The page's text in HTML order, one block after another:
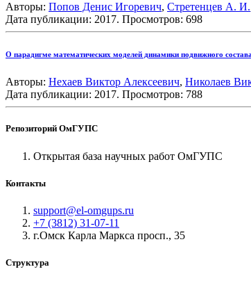
Авторы: Попов Денис Игоревич, Стретенцев А. И.
Дата публикации: 2017. Просмотров: 698
О парадигме математических моделей динамики подвижного
Авторы: Нехаев Виктор Алексеевич, Николаев
Дата публикации: 2017. Просмотров: 788
Репозиторий ОмГУПС
Открытая база научных работ ОмГУПС
Контакты
support@el-omgups.ru
+7 (3812) 31-07-11
г.Омск Карла Маркса просп., 35
Структура